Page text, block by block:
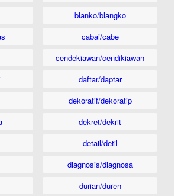
blanko/blangko
cabai/cabe
cendekiawan/cendikiawan
daftar/daptar
dekoratif/dekoratip
dekret/dekrit
detail/detil
diagnosis/diagnosa
durian/duren